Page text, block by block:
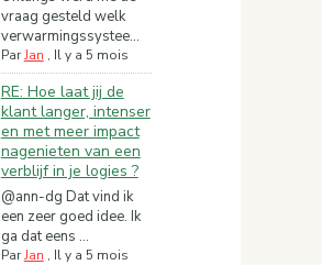
vraag gesteld welk
verwarmingssystee...
ParJan , Il y a 5 mois
RE: Hoe laat jij de
klant langer, intenser
en met meer impact
nagenieten van een
verblijf in je logies ?
@ann-dg Dat vind ik
een zeer goed idee. Ik
ga dat eens ...
ParJan , Il y a 5 mois